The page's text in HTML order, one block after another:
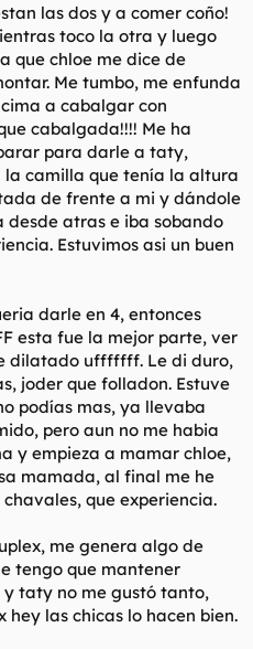
las dos y a comer coño!
toco la otra y luego
que chloe me dice de
Me tumbo, me enfunda
a cabalgar con
cabalgada!!!! Me ha
para darle a taty,
la camilla que tenía la altura
de frente a mi y dándole
desde atras e iba sobando
Estuvimos asi un buen
darle en 4, entonces
esta fue la mejor parte, ver
dilatado ufffffff. Le di duro,
joder que folladon. Estuve
podías mas, ya llevaba
pero aun no me habia
y empieza a mamar chloe,
mamada, al final me he
que experiencia.
me genera algo de
tengo que mantener
taty no me gustó tanto,
hey las chicas lo hacen bien.